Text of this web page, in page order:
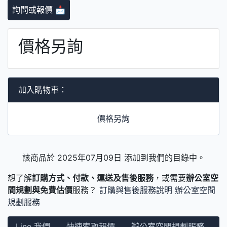
詢問或報價 📩
價格另詢
加入購物車：
價格另詢
該商品於 2025年07月09日 添加到我們的目錄中。
想了解訂購方式、付款、運送及售後服務，或需要辦公室空
間規劃與免費估價服務？ 訂購與售後服務說明 辦公室空間
規劃服務